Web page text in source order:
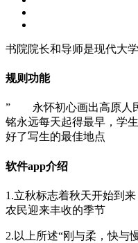
书院院长和导师是现代大
规则功能
” 永怀初心画出高原人民
铭永远每天起得最早，学
好了写生的最佳地点
软件app介绍
1.立秋标志着秋天开始到来
农民迎来丰收的季节
2.以上所述“刚与柔，快与慢